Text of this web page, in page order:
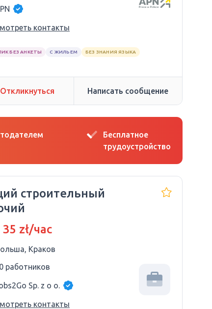
контакты
БЕЗ АНКЕТЫ С ЖИЛЬЕМ БЕЗ ЗНАНИЯ ЯЗЫКА
Откликнуться Написать сообщение
Бесплатное
трудоустройство
строительный
zł/час
Краков
работников
Sp. z o o.
контакты